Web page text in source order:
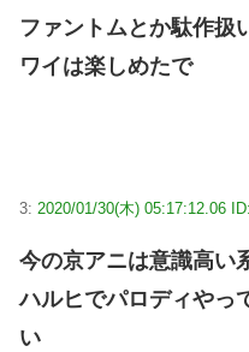
ファントムとか駄作扱
ワイは楽しめたで
3: 2020/01/30(木) 05:17:12.06
今の京アニは意識高い
ハルヒでパロディやっ
い